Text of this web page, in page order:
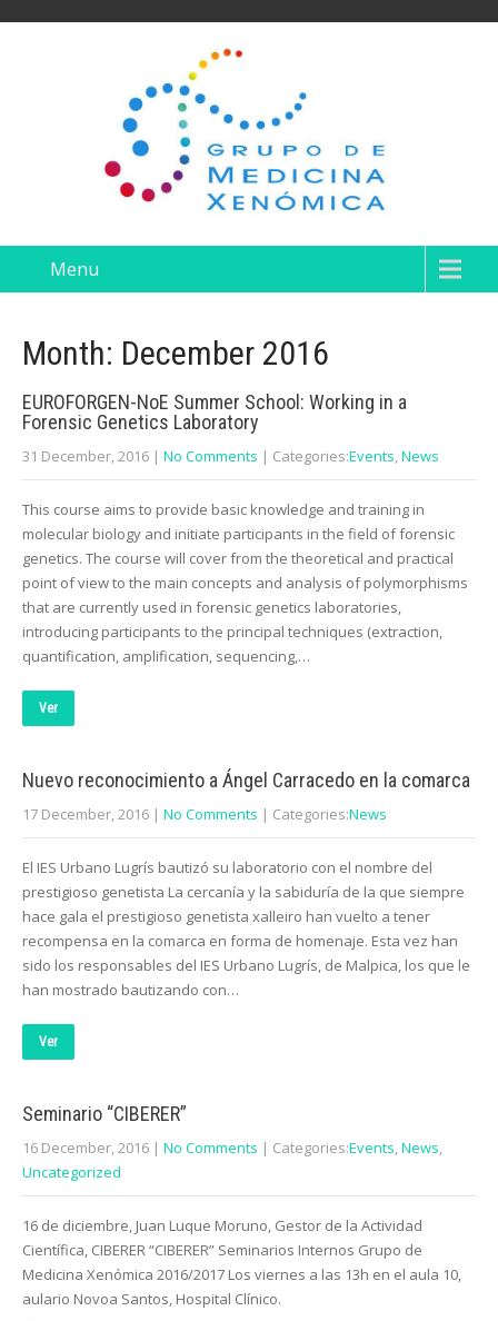
Menu
Month: December 2016
EUROFORGEN-NoE Summer School: Working in a
Forensic Genetics Laboratory
31 December, 2016 | No Comments | Categories:Events,News
This course aims to provide basic knowledge and training in
molecular biology and initiate participants in the field of forensic
genetics. The course will cover from the theoretical and practical
point of view to the main concepts and analysis of polymorphisms
that are currently used in forensic genetics laboratories,
introducing participants to the principal techniques (extraction,
quantification, amplification, sequencing,…
Ver
Nuevo reconocimiento a Ángel Carracedo en la comarca
17 December, 2016 | No Comments | Categories:News
El IES Urbano Lugrís bautizó su laboratorio con el nombre del
prestigioso genetista La cercanía y la sabiduría de la que siempre
hace gala el prestigioso genetista xalleiro han vuelto a tener
recompensa en la comarca en forma de homenaje. Esta vez han
sido los responsables del IES Urbano Lugrís, de Malpica, los que le
han mostrado bautizando con…
Ver
Seminario “CIBERER”
16 December, 2016 | No Comments | Categories:Events,News,
Uncategorized
16 de diciembre, Juan Luque Moruno, Gestor de la Actividad
Científica, CIBERER “CIBERER” Seminarios Internos Grupo de
Medicina Xenómica 2016/2017 Los viernes a las 13h en el aula 10,
aulario Novoa Santos, Hospital Clínico.